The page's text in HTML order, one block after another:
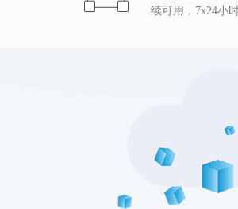
续可用，7x24小